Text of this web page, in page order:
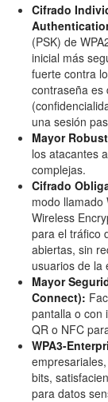
Cifrado
(PSK) de
inicial más
fuerte contra
contraseña es
una sesión
Mayor
los atacantes
complejas.
Cifrado
modo llamado
Wireless
para el tráfico
abiertas, sin
usuarios de la
Mayor
Connect):
pantalla o con
QR o NFC
WPA3-
bits,
para datos